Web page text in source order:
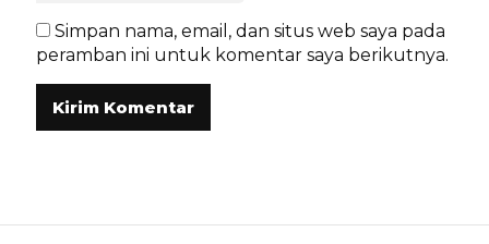
Simpan nama, email, dan situs web saya pada
peramban ini untuk komentar saya berikutnya.